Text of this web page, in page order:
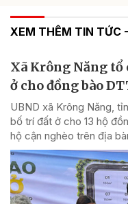
XEM THÊM TIN TỨC
Xã Krông Năng tổ
ở cho đồng bào
UBND xã Krông Năng,
bố trí đất ở cho 13 hộ
hộ cận nghèo trên địa